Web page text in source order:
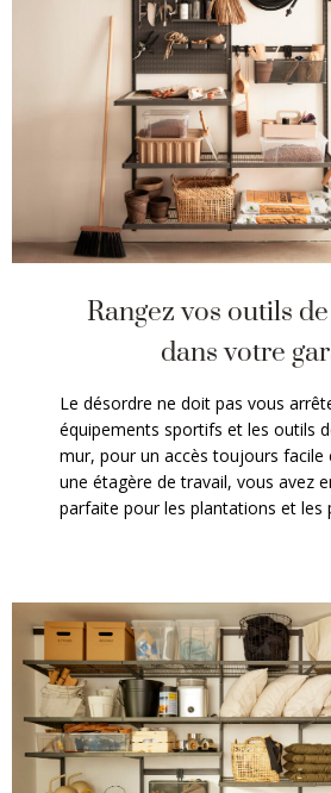
Rangez vos outils
dans votre
Le désordre ne doit pas vous
équipements sportifs et les outils
mur, pour un accès toujours facile
une étagère de travail, vous avez
parfaite pour les plantations et les